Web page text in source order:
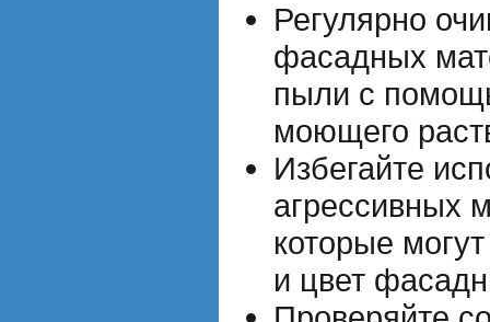
Регулярно
фасадных
пыли с
моющего
Избегайте
агрессивных
которые
и цвет